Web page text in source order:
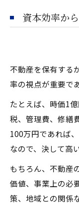
資本効率か
不動産を保有する
率の視点が重要で
たとえば、時価1
税、管理費、修繕
100万円であれば
なので、決して高
もちろん、不動産
価値、事業上の必
策、地域との関係